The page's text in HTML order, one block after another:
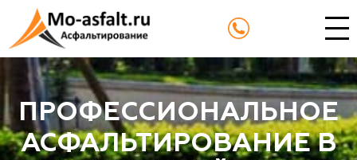
ПРОФЕССИОНАЛЬНОЕ
АСФАЛЬТИРОВАНИЕ В